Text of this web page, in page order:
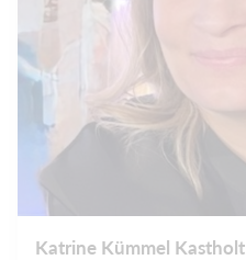
Katrine Kümmel Kastholt